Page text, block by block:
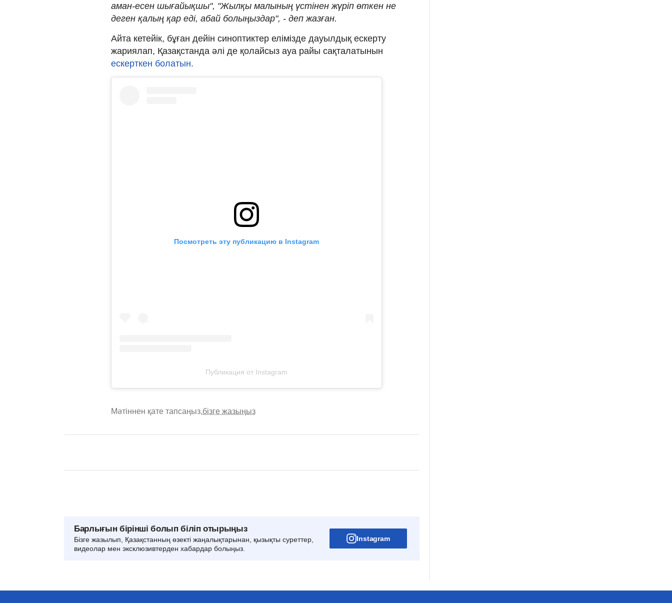
аман-есен шығайықшы", "Жылқы малының үстінен жүріп өткен не
деген қалың қар еді, абай болыңыздар", - деп жазған.
Айта кетейік, бұған дейін синоптиктер елімізде дауылдық ескерту
жариялап, Қазақстанда әлі де қолайсыз ауа райы сақталатынын
ескерткен болатын.
Посмотреть эту публикацию в Instagram
Публикация от Instagram
Мәтіннен қате тапсаңыз,бізге жазыңыз
Барлығын бірінші болып біліп отырыңыз
Бізге жазылып, Қазақстанның өзекті жаңалықтарынан, қызықты суреттер,
видеолар мен эксклюзивтерден хабардар болыңыз.
Instagram